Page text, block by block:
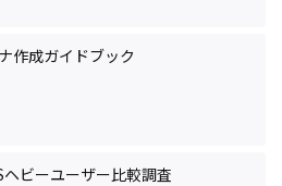
作成ガイドブック
ヘビーユーザー比較調査